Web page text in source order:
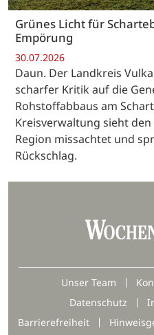
Grünes Licht für
Empörung
30.07.2026
Daun. Der Landkreis
scharfer Kritik auf die
Rohstoffabbaus am
Kreisverwaltung sieht
Region missachtet und
Rückschlag.
Unser Team
Datenschutz
Barrierefreiheit